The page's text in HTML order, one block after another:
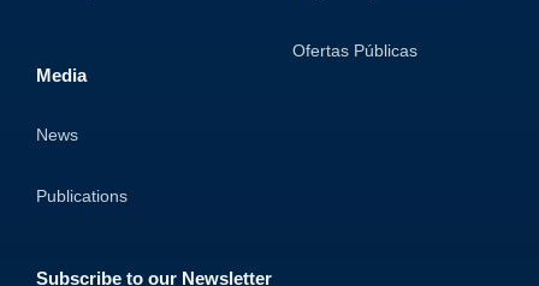
Ofertas Públicas
Media
News
Publications
Subscribe to our Newsletter